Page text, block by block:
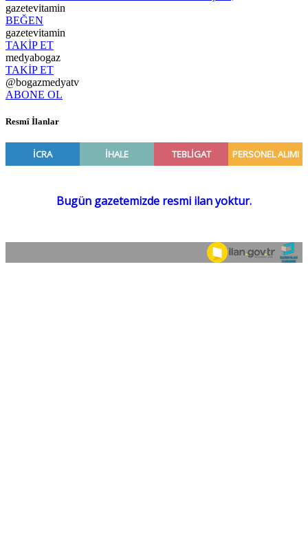
gazetevitamin
BEĞEN
gazetevitamin
TAKİP ET
medyabogaz
TAKİP ET
@bogazmedyatv
ABONE OL
Resmî İlanlar